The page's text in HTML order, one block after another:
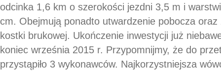
odcinka 1,6 km o szerokości jezdni 3,5 m i
cm. Obejmują ponadto utwardzenie pobocza
kostki brukowej. Ukończenie inwestycji już
koniec września 2015 r. Przypomnijmy, że do
przystąpiło 3 wykonawców. Najkorzystniejsza